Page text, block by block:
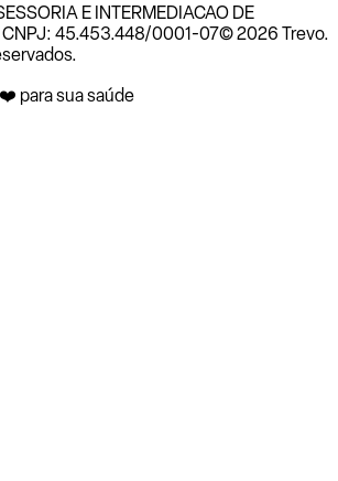
E INTERMEDIACAO DE
CNPJ: 45.453.448/0001-07© 2026 Trevo.
para sua saúde